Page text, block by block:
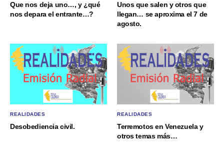
Que nos deja uno…, y ¿qué
nos depara el entrante…?
Unos que salen y otros que
llegan… se aproxima el 7 de
agosto.
REALIDADES
Desobediencia civil.
REALIDADES
Terremotos en Venezuela y
otros temas más…